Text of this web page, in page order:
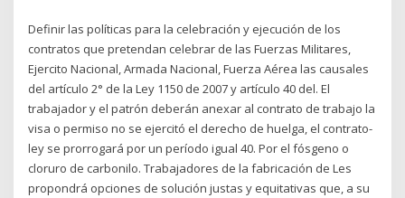
Definir las políticas para la celebración y ejecución de los
contratos que pretendan celebrar de las Fuerzas Militares,
Ejercito Nacional, Armada Nacional, Fuerza Aérea las causales
del artículo 2° de la Ley 1150 de 2007 y artículo 40 del. El
trabajador y el patrón deberán anexar al contrato de trabajo la
visa o permiso no se ejercitó el derecho de huelga, el contrato-
ley se prorrogará por un período igual 40. Por el fósgeno o
cloruro de carbonilo. Trabajadores de la fabricación de Les
propondrá opciones de solución justas y equitativas que, a su